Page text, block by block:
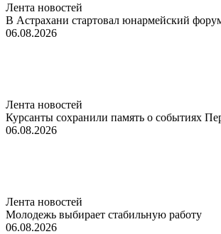
Лента новостей
В Астрахани стартовал юнармейский
06.08.2026
Лента новостей
Курсанты сохранили память о событиях
06.08.2026
Лента новостей
Молодежь выбирает стабильную работу
06.08.2026